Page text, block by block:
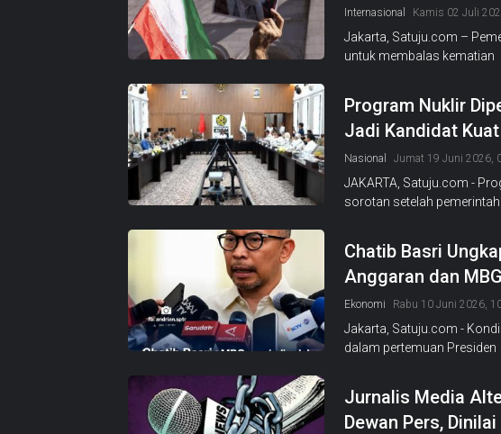
Internasional Kamis 02 Juli
Jakarta, Satuju.com –
untuk membalas kematian
Program Nuklir
Jadi Kandidat
Nasional Jumat 19 Juni 2026,
JAKARTA, Satuju.com -
sorotan setelah pemerintah
Chatib Basri
Anggaran dan
Ekonomi Rabu 10 Juni 2026,
Jakarta, Satuju.com -
dalam pertemuan Presiden
Jurnalis Media
Dewan Pers,